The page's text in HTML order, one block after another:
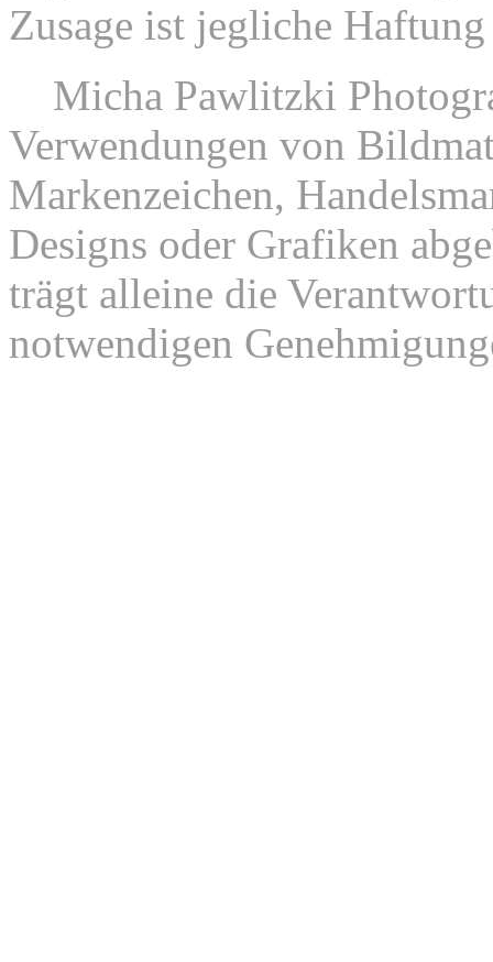
Zusage ist jegliche Haftung
Micha Pawlitzki
Verwendungen von
Markenzeichen,
Designs oder Grafiken
trägt alleine die
notwendigen